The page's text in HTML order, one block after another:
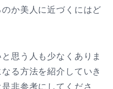
か美人に近づくにはど
思う人も少なくありま
る方法を紹介していき
非参考にしてくださ